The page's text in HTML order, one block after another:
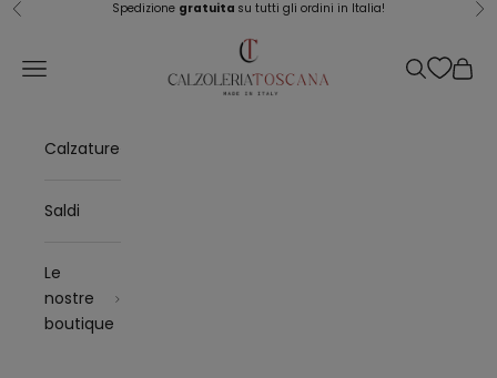
Vai al contenuto
Precedente Spedizione gratuita su tutti gli ordini in Italia!
Calzoleria Toscana
Menù
Cerca
Calzature
Saldi
Le
nostre
boutique